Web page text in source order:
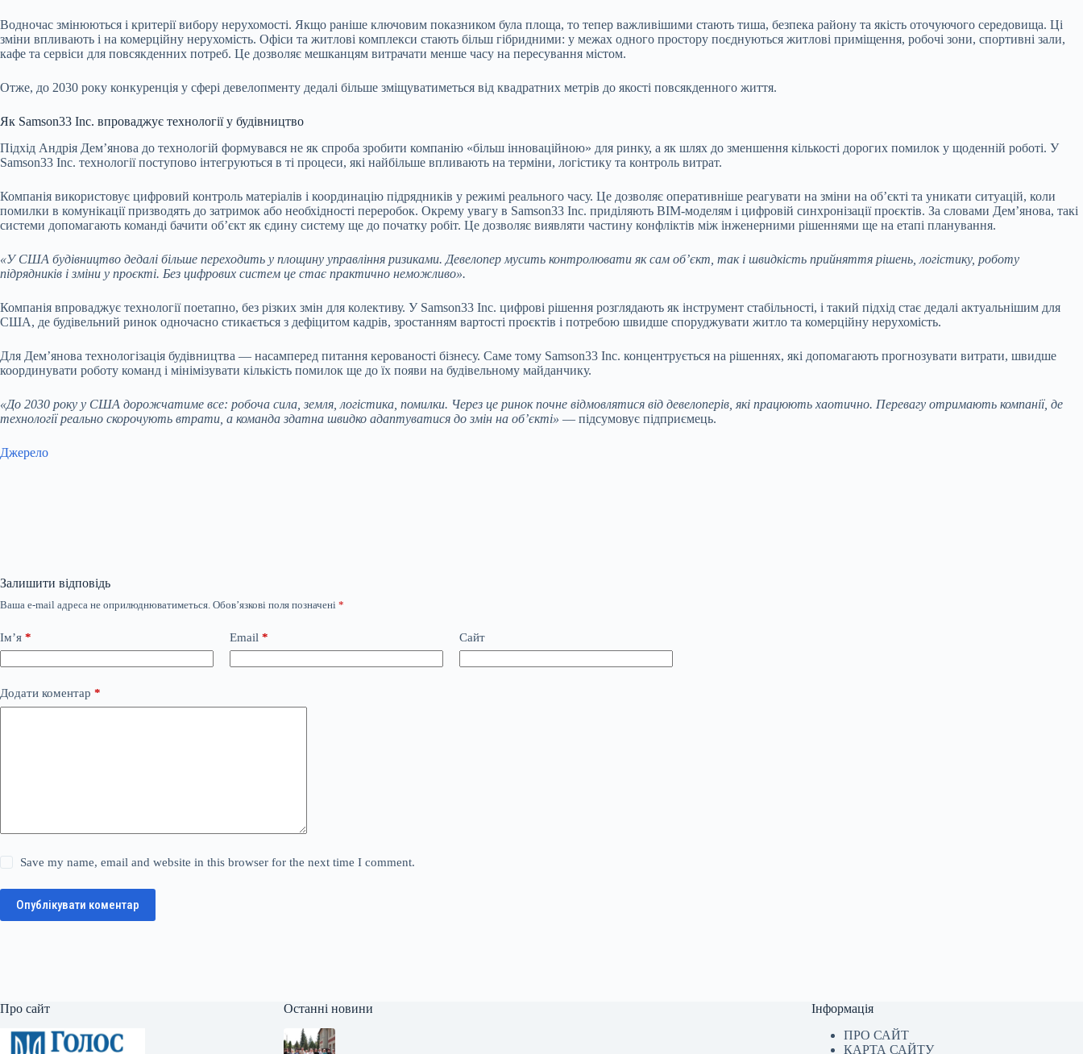
Водночас змінюються і критерії вибору нерухомості. Якщо раніше ключовим показником була площа, то тепер важливішими стають тиша, безпека району та якість оточуючого середовища. Ці
зміни впливають і на комерційну нерухомість. Офіси та житлові комплекси стають більш гібридними: у межах одного простору поєднуються житлові приміщення, робочі зони, спортивні зали,
кафе та сервіси для повсякденних потреб. Це дозволяє мешканцям витрачати менше часу на пересування містом.
Отже, до 2030 року конкуренція у сфері девелопменту дедалі більше зміщуватиметься від квадратних метрів до якості повсякденного життя.
Як Samson33 Inc. впроваджує технології у будівництво
Підхід Андрія Дем’янова до технологій формувався не як спроба зробити компанію «більш інноваційною» для ринку, а як шлях до зменшення кількості дорогих помилок у щоденній роботі. У
Samson33 Inc. технології поступово інтегруються в ті процеси, які найбільше впливають на терміни, логістику та контроль витрат.
Компанія використовує цифровий контроль матеріалів і координацію підрядників у режимі реального часу. Це дозволяє оперативніше реагувати на зміни на об’єкті та уникати ситуацій, коли
помилки в комунікації призводять до затримок або необхідності переробок. Окрему увагу в Samson33 Inc. приділяють BIM-моделям і цифровій синхронізації проєктів. За словами Дем’янова, такі
системи допомагають команді бачити об’єкт як єдину систему ще до початку робіт. Це дозволяє виявляти частину конфліктів між інженерними рішеннями ще на етапі планування.
«У США будівництво дедалі більше переходить у площину управління ризиками. Девелопер мусить контролювати як сам об’єкт, так і швидкість прийняття рішень, логістику, роботу
підрядників і зміни у проєкті. Без цифрових систем це стає практично неможливо».
Компанія впроваджує технології поетапно, без різких змін для колективу. У Samson33 Inc. цифрові рішення розглядають як інструмент стабільності, і такий підхід стає дедалі актуальнішим для
США, де будівельний ринок одночасно стикається з дефіцитом кадрів, зростанням вартості проєктів і потребою швидше споруджувати житло та комерційну нерухомість.
Для Дем’янова технологізація будівництва — насамперед питання керованості бізнесу. Саме тому Samson33 Inc. концентрується на рішеннях, які допомагають прогнозувати витрати, швидше
координувати роботу команд і мінімізувати кількість помилок ще до їх появи на будівельному майданчику.
«До 2030 року у США дорожчатиме все: робоча сила, земля, логістика, помилки. Через це ринок почне відмовлятися від девелоперів, які працюють хаотично. Перевагу отримають компанії, де
технології реально скорочують втрати, а команда здатна швидко адаптуватися до змін на об’єкті» — підсумовує підприємець.
Джерело
Залишити відповідь
Ваша e-mail адреса не оприлюднюватиметься. Обов’язкові поля позначені *
Ім’я * Email * Сайт
Додати коментар *
Save my name, email and website in this browser for the next time I comment.
Опублікувати коментар
Про сайт Останні новини
Інформація
ПРО САЙТ
КАРТА САЙТУ